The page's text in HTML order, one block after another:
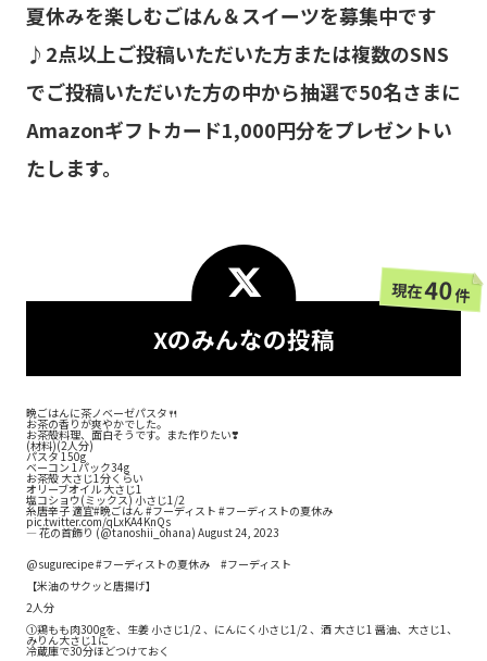
夏休みを楽しむごはん＆スイーツを募集中です
♪2点以上ご投稿いただいた方または複数のSNS
でご投稿いただいた方の中から抽選で50名さまに
Amazonギフトカード1,000円分をプレゼントい
たします。
Xのみんなの投稿
現在40件
晩ごはんに茶ノベーゼパスタ🍴
お茶の香りが爽やかでした。
お茶殻料理、面白そうです。また作りたい❣️
(材料)(2人分)
パスタ 150g
ベーコン 1パック34g
お茶殻 大さじ1分くらい
オリーブオイル 大さじ1
塩コショウ(ミックス) 小さじ1/2
糸唐辛子 適宜#晩ごはん#フーディスト #フーディストの夏休み
pic.twitter.com/qLxKA4KnQs
— 花の首飾り (@tanoshii_ohana) August 24, 2023
@sugurecipe#フーディストの夏休み
#フーディスト
【米油のサクッと唐揚げ】
2人分
①鶏もも肉300gを、生姜 小さじ1/2 、にんにく小さじ1/2 、酒 大さじ1 醤油、大さじ1、
みりん大さじ1に
冷蔵庫で30分ほどつけておく